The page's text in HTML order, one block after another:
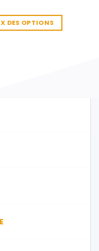
DES OPTIONS